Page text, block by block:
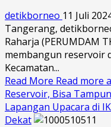
detikborneo 11 Juli
Tangerang,
Raharja (PERUMDAM
membangun reservoir
Kecamatan...
Read More Read more
Reservoir, Bisa
Lapangan Upacara di
Dekat